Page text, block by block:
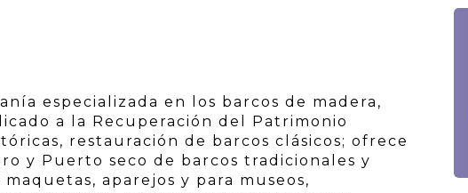
especializada en los barcos de madera,
a la Recuperación del Patrimonio
restauración de barcos clásicos; ofrece
y Puerto seco de barcos tradicionales y
aparejos y para museos,